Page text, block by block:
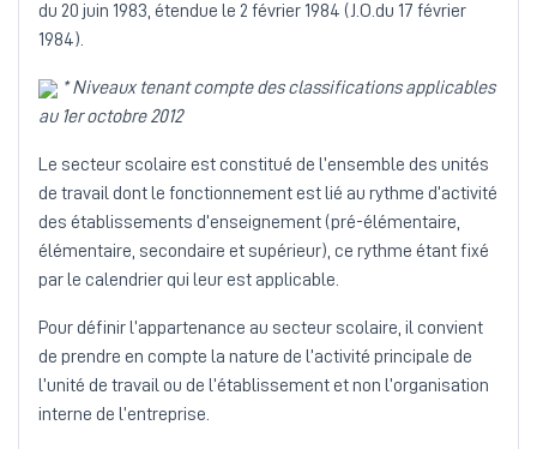
du 20 juin 1983, étendue le 2 février 1984 (J.O.du 17 février
1984).
* Niveaux tenant compte des classifications applicables
au 1er octobre 2012
Le secteur scolaire est constitué de l’ensemble des unités
de travail dont le fonctionnement est lié au rythme d’activité
des établissements d’enseignement (pré-élémentaire,
élémentaire, secondaire et supérieur), ce rythme étant fixé
par le calendrier qui leur est applicable.
Pour définir l’appartenance au secteur scolaire, il convient
de prendre en compte la nature de l’activité principale de
l’unité de travail ou de l’établissement et non l’organisation
interne de l’entreprise.